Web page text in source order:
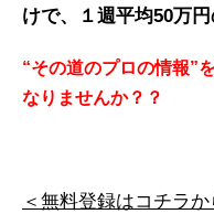
けで、１週平均50万
“その道のプロの情報”
なりませんか？？
＜無料登録はコチラか